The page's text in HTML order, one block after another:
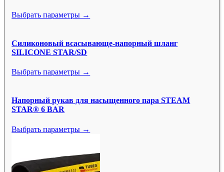
Выбрать параметры →
Силиконовый всасывающе-напорный шланг
SILICONE STAR/SD
Выбрать параметры →
Напорный рукав для насыщенного пара STEAM
STAR® 6 BAR
Выбрать параметры →